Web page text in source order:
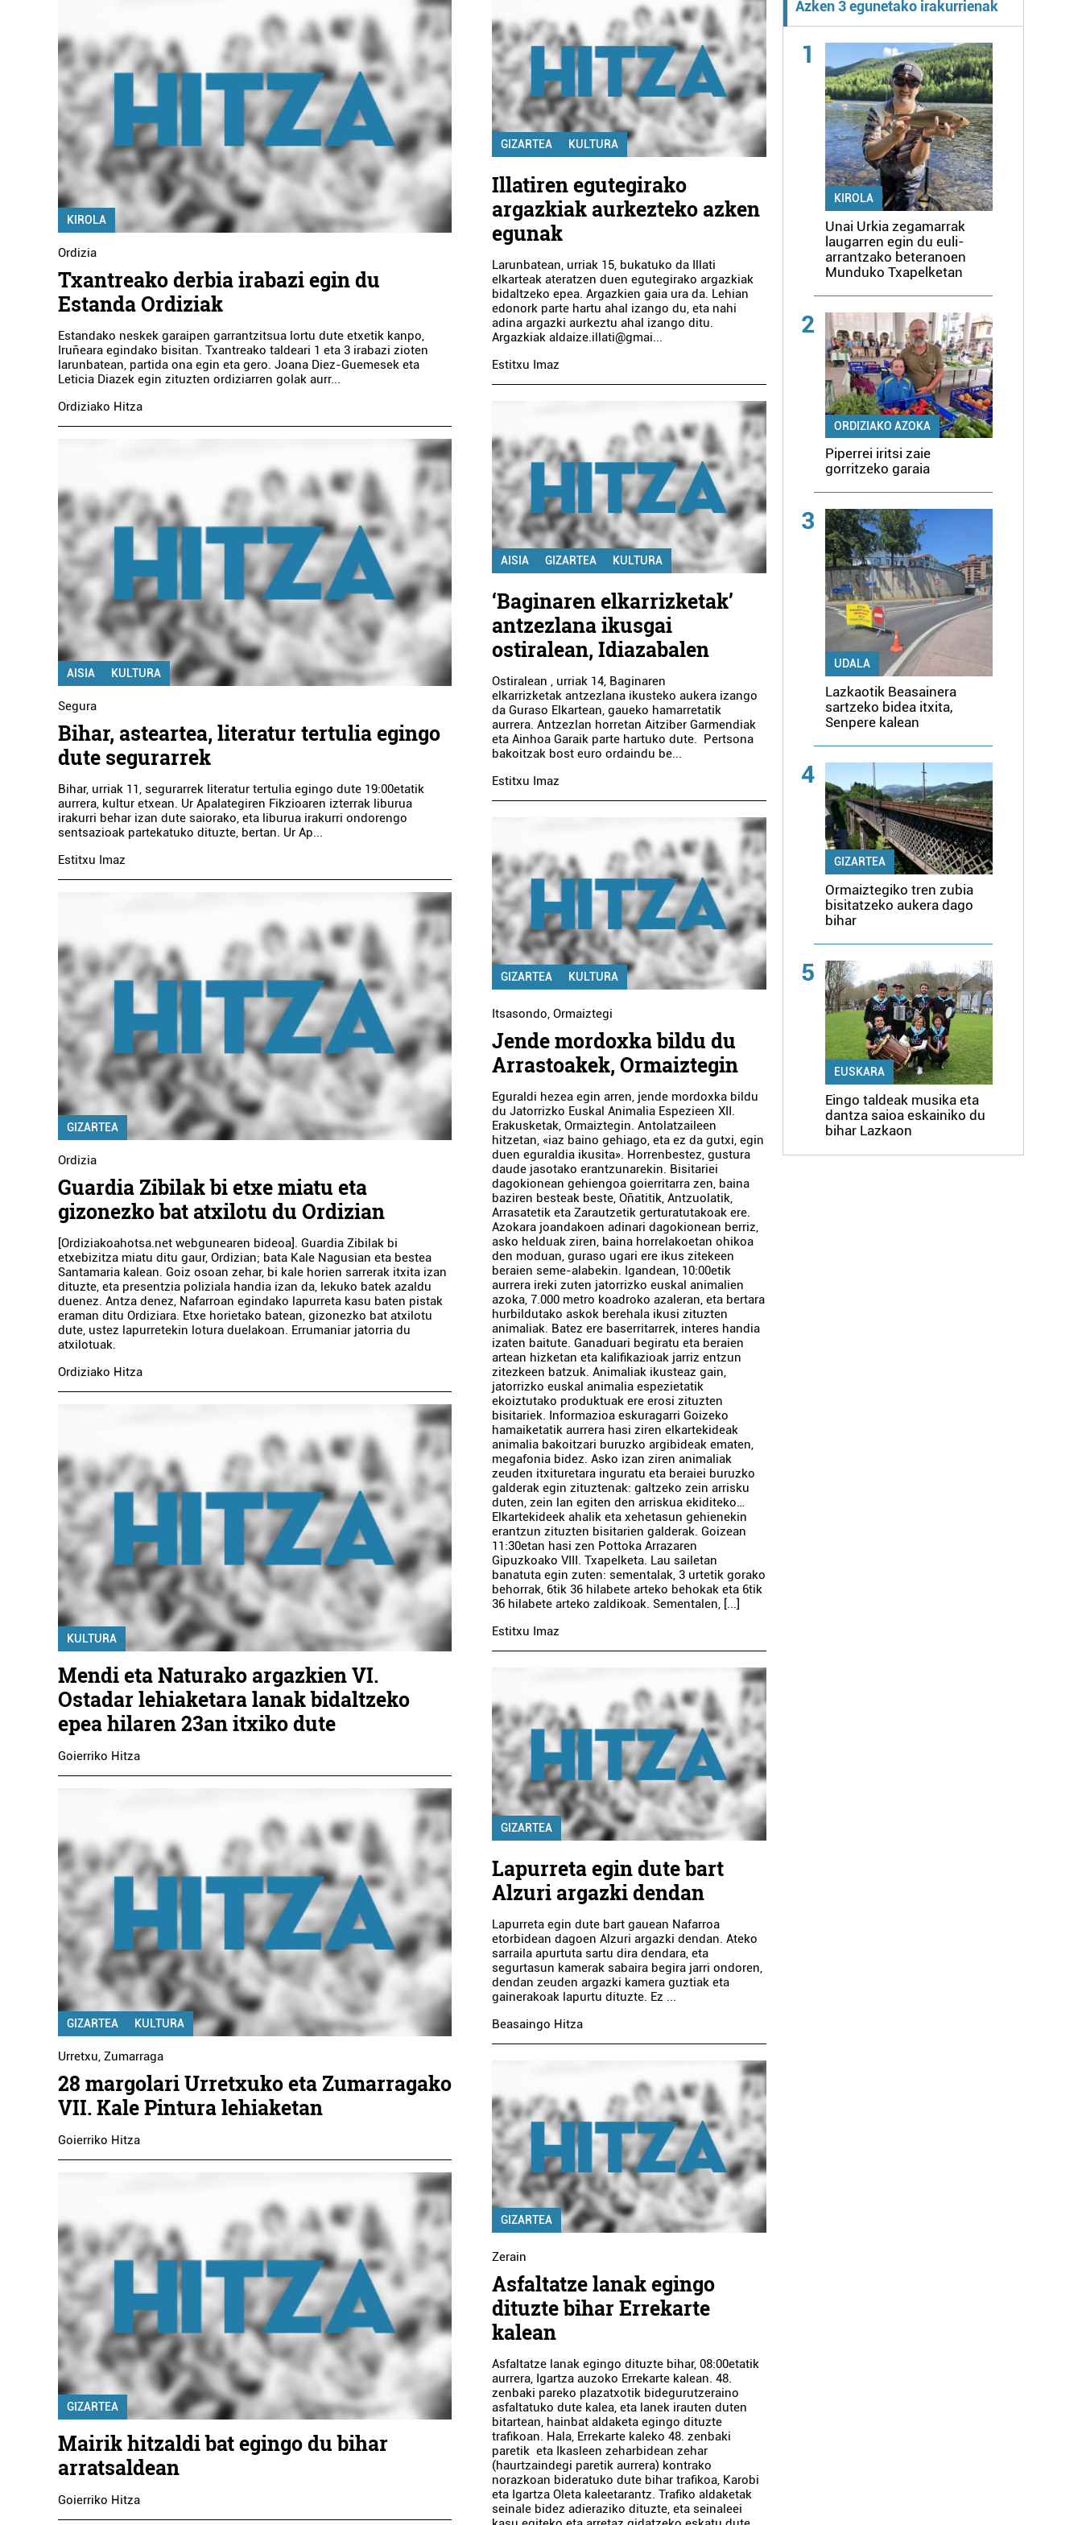
KIROLA
Ordizia
Txantreako derbia irabazi egin du
Estanda Ordiziak
Estandako neskek garaipen garrantzitsua lortu dute etxetik kanpo,
Iruñeara egindako bisitan. Txantreako taldeari 1 eta 3 irabazi zioten
larunbatean, partida ona egin eta gero. Joana Diez-Guemesek eta
Leticia Diazek egin zituzten ordiziarren golak aurr...
Ordiziako Hitza
AISIA KULTURA
Segura
Bihar, asteartea, literatur tertulia egingo
dute segurarrek
Bihar, urriak 11, segurarrek literatur tertulia egingo dute 19:00etatik
aurrera, kultur etxean. Ur Apalategiren Fikzioaren izterrak liburua
irakurri behar izan dute saiorako, eta liburua irakurri ondorengo
sentsazioak partekatuko dituzte, bertan. Ur Ap...
Estitxu Imaz
GIZARTEA
Ordizia
Guardia Zibilak bi etxe miatu eta
gizonezko bat atxilotu du Ordizian
[Ordiziakoahotsa.net webgunearen bideoa]. Guardia Zibilak bi
etxebizitza miatu ditu gaur, Ordizian; bata Kale Nagusian eta bestea
Santamaria kalean. Goiz osoan zehar, bi kale horien sarrerak itxita izan
dituzte, eta presentzia poliziala handia izan da, lekuko batek azaldu
duenez. Antza denez, Nafarroan egindako lapurreta kasu baten pistak
eraman ditu Ordiziara. Etxe horietako batean, gizonezko bat atxilotu
dute, ustez lapurretekin lotura duelakoan. Errumaniar jatorria du
atxilotuak.
Ordiziako Hitza
KULTURA
Mendi eta Naturako argazkien VI.
Ostadar lehiaketara lanak bidaltzeko
epea hilaren 23an itxiko dute
Goierriko Hitza
GIZARTEA KULTURA
Urretxu, Zumarraga
28 margolari Urretxuko eta Zumarragako
VII. Kale Pintura lehiaketan
Goierriko Hitza
GIZARTEA
Mairik hitzaldi bat egingo du bihar
arratsaldean
Goierriko Hitza
GIZARTEA KULTURA
Illatiren egutegirako
argazkiak aurkezteko azken
egunak
Larunbatean, urriak 15, bukatuko da Illati
elkarteak ateratzen duen egutegirako argazkiak
bidaltzeko epea. Argazkien gaia ura da. Lehian
edonork parte hartu ahal izango du, eta nahi
adina argazki aurkeztu ahal izango ditu.
Argazkiak aldaize.illati@gmai...
Estitxu Imaz
AISIA GIZARTEA KULTURA
‘Baginaren elkarrizketak’
antzezlana ikusgai
ostiralean, Idiazabalen
Ostiralean , urriak 14, Baginaren
elkarrizketak antzezlana ikusteko aukera izango
da Guraso Elkartean, gaueko hamarretatik
aurrera. Antzezlan horretan Aitziber Garmendiak
eta Ainhoa Garaik parte hartuko dute. Pertsona
bakoitzak bost euro ordaindu be...
Estitxu Imaz
GIZARTEA KULTURA
Itsasondo,Ormaiztegi
Jende mordoxka bildu du
Arrastoakek, Ormaiztegin
Eguraldi hezea egin arren, jende mordoxka bildu
du Jatorrizko Euskal Animalia Espezieen XII.
Erakusketak, Ormaiztegin. Antolatzaileen
hitzetan, «iaz baino gehiago, eta ez da gutxi, egin
duen eguraldia ikusita». Horrenbestez, gustura
daude jasotako erantzunarekin. Bisitariei
dagokionean gehiengoa goierritarra zen, baina
baziren besteak beste, Oñatitik, Antzuolatik,
Arrasatetik eta Zarautzetik gerturatutakoak ere.
Azokara joandakoen adinari dagokionean berriz,
asko helduak ziren, baina horrelakoetan ohikoa
den moduan, guraso ugari ere ikus zitekeen
beraien seme-alabekin. Igandean, 10:00etik
aurrera ireki zuten jatorrizko euskal animalien
azoka, 7.000 metro koadroko azaleran, eta bertara
hurbildutako askok berehala ikusi zituzten
animaliak. Batez ere baserritarrek, interes handia
izaten baitute. Ganaduari begiratu eta beraien
artean hizketan eta kalifikazioak jarriz entzun
zitezkeen batzuk. Animaliak ikusteaz gain,
jatorrizko euskal animalia espezietatik
ekoiztutako produktuak ere erosi zituzten
bisitariek. Informazioa eskuragarri Goizeko
hamaiketatik aurrera hasi ziren elkartekideak
animalia bakoitzari buruzko argibideak ematen,
megafonia bidez. Asko izan ziren animaliak
zeuden itxituretara inguratu eta beraiei buruzko
galderak egin zituztenak: galtzeko zein arrisku
duten, zein lan egiten den arriskua ekiditeko…
Elkartekideek ahalik eta xehetasun gehienekin
erantzun zituzten bisitarien galderak. Goizean
11:30etan hasi zen Pottoka Arrazaren
Gipuzkoako VIII. Txapelketa. Lau sailetan
banatuta egin zuten: sementalak, 3 urtetik gorako
behorrak, 6tik 36 hilabete arteko behokak eta 6tik
36 hilabete arteko zaldikoak. Sementalen, [...]
Estitxu Imaz
GIZARTEA
Lapurreta egin dute bart
Alzuri argazki dendan
Lapurreta egin dute bart gauean Nafarroa
etorbidean dagoen Alzuri argazki dendan. Ateko
sarraila apurtuta sartu dira dendara, eta
segurtasun kamerak sabaira begira jarri ondoren,
dendan zeuden argazki kamera guztiak eta
gainerakoak lapurtu dituzte. Ez ...
Beasaingo Hitza
GIZARTEA
Zerain
Asfaltatze lanak egingo
dituzte bihar Errekarte
kalean
Asfaltatze lanak egingo dituzte bihar, 08:00etatik
aurrera, Igartza auzoko Errekarte kalean. 48.
zenbaki pareko plazatxotik bidegurutzeraino
asfaltatuko dute kalea, eta lanek irauten duten
bitartean, hainbat aldaketa egingo dituzte
trafikoan. Hala, Errekarte kaleko 48. zenbaki
paretik eta Ikasleen zeharbidean zehar
(haurtzaindegi paretik aurrera) kontrako
norazkoan bideratuko dute bihar trafikoa, Karobi
eta Igartza Oleta kaleetarantz. Trafiko aldaketak
seinale bidez adieraziko dituzte, eta seinaleei
Azken 3 egunetako irakurrienak
1
KIROLA
Unai Urkia zegamarrak
laugarren egin du euli-
arrantzako beteranoen
Munduko Txapelketan
2
ORDIZIAKO AZOKA
Piperrei iritsi zaie
gorritzeko garaia
3
UDALA
Lazkaotik Beasainera
sartzeko bidea itxita,
Senpere kalean
4
GIZARTEA
Ormaiztegiko tren zubia
bisitatzeko aukera dago
bihar
5
EUSKARA
Eingo taldeak musika eta
dantza saioa eskainiko du
bihar Lazkaon